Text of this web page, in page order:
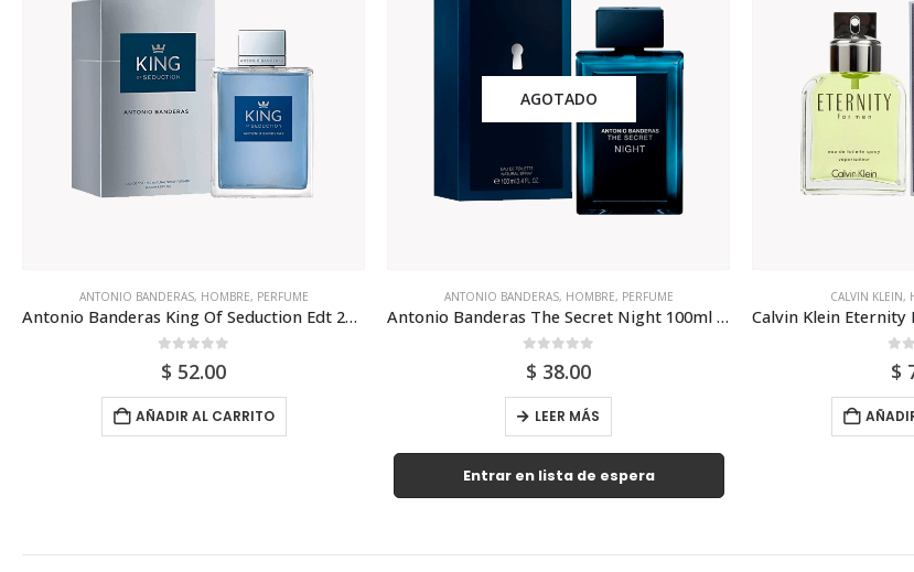
ANTONIO BANDERAS, HOMBRE, PERFUME
Antonio Banderas King Of Seduction Edt 200ml Para Hombre
$ 52.00
AÑADIR AL CARRITO
AGOTADO
ANTONIO BANDERAS, HOMBRE, PERFUME
Antonio Banderas The Secret Night 100ml Para Hombr
$ 38.00
LEER MÁS
Entrar en lista de espera
CALVIN KLEIN,
$